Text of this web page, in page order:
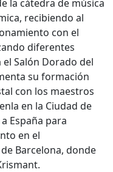
la cátedra de música
recibiendo al
con el
diferentes
Salón Dorado del
su formación
con los maestros
en la Ciudad de
España para
en el
Barcelona, donde